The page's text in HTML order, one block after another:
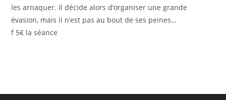
les arnaquer. Il décide alors d’organiser une grande
évasion, mais il n’est pas au bout de ses peines…
f 5€ la séance